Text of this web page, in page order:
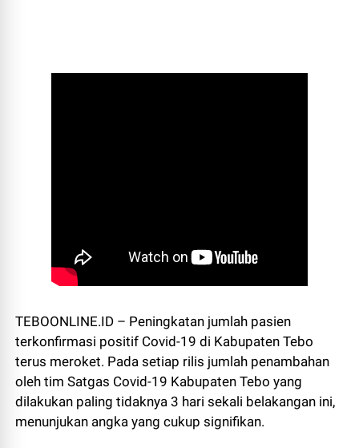
TEBOONLINE.ID – Peningkatan jumlah pasien
terkonfirmasi positif Covid-19 di Kabupaten Tebo
terus meroket. Pada setiap rilis jumlah penambahan
oleh tim Satgas Covid-19 Kabupaten Tebo yang
dilakukan paling tidaknya 3 hari sekali belakangan ini,
menunjukan angka yang cukup signifikan.